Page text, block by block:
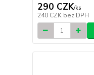
290 CZK/ks
240 CZK bez DPH